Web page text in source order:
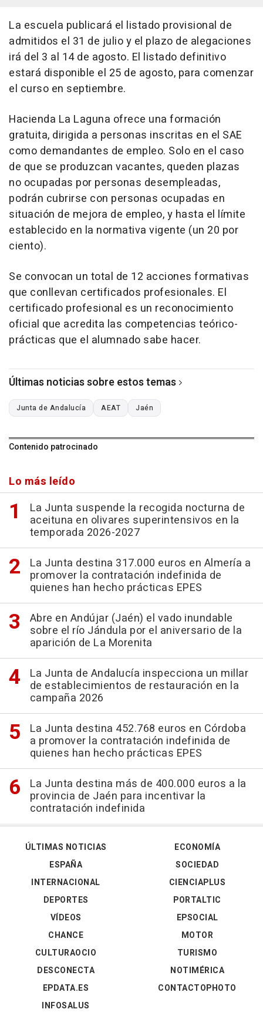
La escuela publicará el listado provisional de
admitidos el 31 de julio y el plazo de alegaciones
irá del 3 al 14 de agosto. El listado definitivo
estará disponible el 25 de agosto, para comenzar
el curso en septiembre.
Hacienda La Laguna ofrece una formación
gratuita, dirigida a personas inscritas en el SAE
como demandantes de empleo. Solo en el caso
de que se produzcan vacantes, queden plazas
no ocupadas por personas desempleadas,
podrán cubrirse con personas ocupadas en
situación de mejora de empleo, y hasta el límite
establecido en la normativa vigente (un 20 por
ciento).
Se convocan un total de 12 acciones formativas
que conllevan certificados profesionales. El
certificado profesional es un reconocimiento
oficial que acredita las competencias teórico-
prácticas que el alumnado sabe hacer.
Últimas noticias sobre estos temas
Junta de Andalucía AEAT Jaén
Contenido patrocinado
Lo más leído
La Junta suspende la recogida nocturna de
aceituna en olivares superintensivos en la
temporada 2026-2027
La Junta destina 317.000 euros en Almería a
promover la contratación indefinida de
quienes han hecho prácticas EPES
Abre en Andújar (Jaén) el vado inundable
sobre el río Jándula por el aniversario de la
aparición de La Morenita
La Junta de Andalucía inspecciona un millar
de establecimientos de restauración en la
campaña 2026
La Junta destina 452.768 euros en Córdoba
a promover la contratación indefinida de
quienes han hecho prácticas EPES
La Junta destina más de 400.000 euros a la
provincia de Jaén para incentivar la
contratación indefinida
ÚLTIMAS NOTICIAS
ESPAÑA
INTERNACIONAL
DEPORTES
VÍDEOS
ECONOMÍA
SOCIEDAD
CIENCIAPLUS
PORTALTIC
EPSOCIAL
CHANCE
CULTURAOCIO
DESCONECTA
EPDATA.ES
INFOSALUS
MOTOR
TURISMO
NOTIMÉRICA
CONTACTOPHOTO